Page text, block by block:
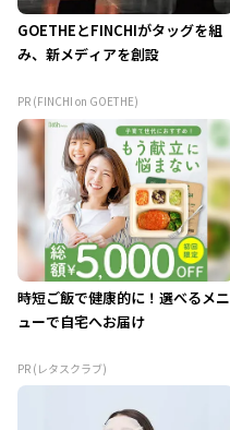
GOETHEとFINCHIがタッグを組
み、新メディアを創設
PR (FINCHI on GOETHE)
時短ご飯で健康的に！選べるメニ
ューで自宅へお届け
PR (レタスクラブ)